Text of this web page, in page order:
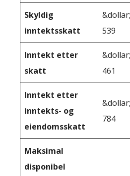
Skyldig
inntektsskatt
539
Inntekt etter
skatt
461
Inntekt etter
inntekts- og
eiendomsskatt
784
Maksimal
disponibel